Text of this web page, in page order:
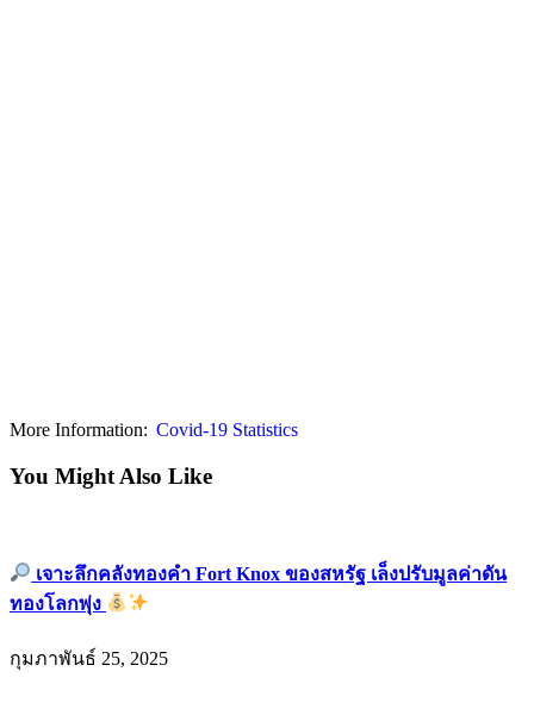
More Information: Covid-19 Statistics
You Might Also Like
เจาะลึกคลังทองคำ Fort Knox ของสหรัฐ เล็งปรับมูลค่าดัน
ทองโลกพุ่ง
กุมภาพันธ์ 25, 2025